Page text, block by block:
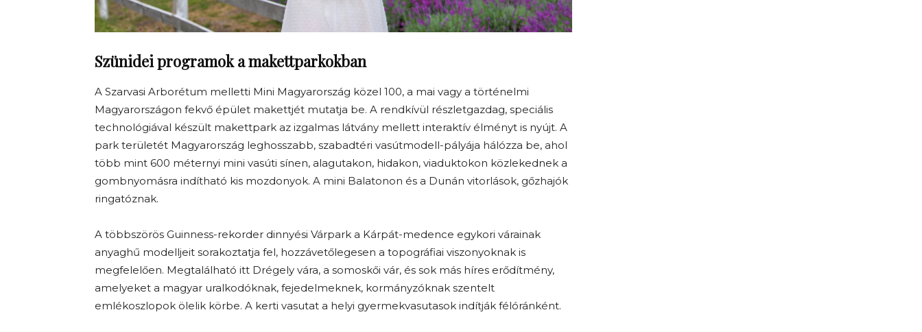
Szünidei programok a makettparkokban
A Szarvasi Arborétum melletti Mini Magyarország közel 100, a mai vagy a történelmi
Magyarországon fekvő épület makettjét mutatja be. A rendkívül részletgazdag, speciális
technológiával készült makettpark az izgalmas látvány mellett interaktív élményt is nyújt. A
park területét Magyarország leghosszabb, szabadtéri vasútmodell-pályája hálózza be, ahol
több mint 600 méternyi mini vasúti sínen, alagutakon, hidakon, viaduktokon közlekednek a
gombnyomásra indítható kis mozdonyok. A mini Balatonon és a Dunán vitorlások, gőzhajók
ringatóznak.
A többszörös Guinness-rekorder dinnyési Várpark a Kárpát-medence egykori várainak
anyaghű modelljeit sorakoztatja fel, hozzávetőlegesen a topográfiai viszonyoknak is
megfelelően. Megtalálható itt Drégely vára, a somoskői vár, és sok más híres erődítmény,
amelyeket a magyar uralkodóknak, fejedelmeknek, kormányzóknak szentelt
emlékoszlopok ölelik körbe. A kerti vasutat a helyi gyermekvasutasok indítják félóránként.